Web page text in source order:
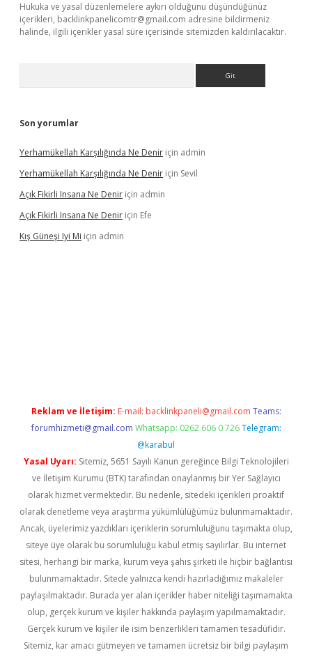
Hukuka ve yasal düzenlemelere aykırı olduğunu düşündüğünüz
içerikleri, backlinkpanelicomtr@gmail.com adresine bildirmeniz
halinde, ilgili içerikler yasal süre içerisinde sitemizden kaldırılacaktır.
Son yorumlar
Yerhamükellah Karşılığında Ne Denir için admin
Yerhamükellah Karşılığında Ne Denir için Sevil
Açık Fikirli Insana Ne Denir için admin
Açık Fikirli Insana Ne Denir için Efe
Kış Güneşi Iyi Mi için admin
Reklam ve İletişim: E-mail: backlinkpaneli@gmail.com Teams:
forumhizmeti@gmail.com Whatsapp: 0262 606 0 726 Telegram:
@karabul
Yasal Uyarı: Sitemiz, 5651 Sayılı Kanun gereğince Bilgi Teknolojileri
ve İletişim Kurumu (BTK) tarafından onaylanmış bir Yer Sağlayıcı
olarak hizmet vermektedir. Bu nedenle, sitedeki içerikleri proaktif
olarak denetleme veya araştırma yükümlülüğümüz bulunmamaktadır.
Ancak, üyelerimiz yazdıkları içeriklerin sorumluluğunu taşımakta olup,
siteye üye olarak bu sorumluluğu kabul etmiş sayılırlar. Bu internet
sitesi, herhangi bir marka, kurum veya şahıs şirketi ile hiçbir bağlantısı
bulunmamaktadır. Sitede yalnızca kendi hazırladığımız makaleler
paylaşılmaktadır. Burada yer alan içerikler haber niteliği taşımamakta
olup, gerçek kurum ve kişiler hakkında paylaşım yapılmamaktadır.
Gerçek kurum ve kişiler ile isim benzerlikleri tamamen tesadüfidir.
Sitemiz, kar amacı gütmeyen ve tamamen ücretsiz bir bilgi paylaşım